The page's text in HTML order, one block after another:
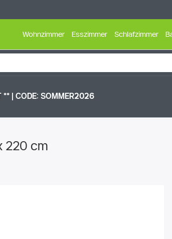
Wohnzimmer Esszimmer Schlafzimmer
** | CODE: SOMMER2026
220 cm